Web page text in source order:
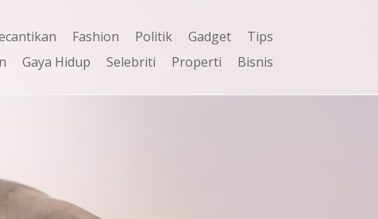
Fashion Politik Gadget
Tips
Gaya Hidup Selebriti Properti Bisnis